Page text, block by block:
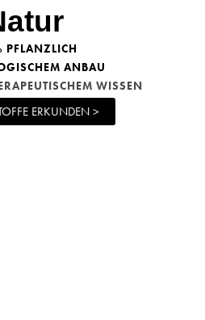
PFLANZLICH
ANBAU
WISSEN
ERKUNDEN >